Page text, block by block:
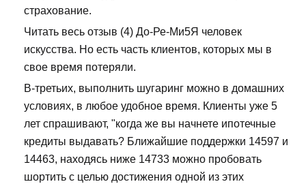
страхование.
Читать весь отзыв (4) До-Ре-Ми5Я человек
искусства. Но есть часть клиентов, которых мы в
свое время потеряли.
В-третьих, выполнить шугаринг можно в домашних
условиях, в любое удобное время. Клиенты уже 5
лет спрашивают, "когда же вы начнете ипотечные
кредиты выдавать? Ближайшие поддержки 14597 и
14463, находясь ниже 14733 можно пробовать
шортить с целью достижения одной из этих